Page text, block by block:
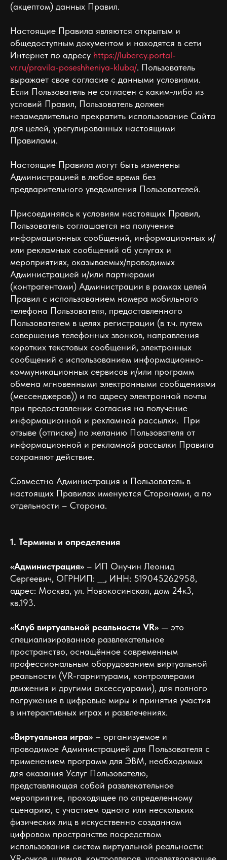
(акцептом) данных Правил.
Настоящие Правила являются открытым и
общедоступным документом и находятся в сети
Интернет по адресу https://lubercy.portal-
vr.ru/pravila-poseshheniya-kluba/. Пользователь
выражает свое согласие с данными условиями.
Если Пользователь не согласен с каким-либо из
условий Правил, Пользователь должен
незамедлительно прекратить использование Сайта
для целей, урегулированных настоящими
Правилами.
Настоящие Правила могут быть изменены
Администрацией в любое время без
предварительного уведомления Пользователей.
Присоединяясь к условиям настоящих Правил,
Пользователь соглашается на получение
информационных сообщений, информационных и/
или рекламных сообщений об услугах и
мероприятиях, оказываемых/проводимых
Администрацией и/или партнерами
(контрагентами) Администрации в рамках целей
Правил c использованием номера мобильного
телефона Пользователя, предоставленного
Пользователем в целях регистрации (в т.ч. путем
совершения телефонных звонков, направления
коротких текстовых сообщений, электронных
сообщений с использованием информационно-
коммуникационных сервисов и/или программ
обмена мгновенными электронными сообщениями
(мессенджеров)) и по адресу электронной почты
при предоставлении согласия на получение
информационной и рекламной рассылки. При
отзыве (отписке) по желанию Пользователя от
информационной и рекламной рассылки Правила
сохраняют действие.
Совместно Администрация и Пользователь в
настоящих Правилах именуются Сторонами, а по
отдельности – Сторона.
1. Термины и определения
«Администрация» – ИП Онучин Леонид
Сергеевич, ОГРНИП: ___, ИНН: 519045262958,
адрес: Москва, ул. Новокосинская, дом 24к3,
кв.193.
«Клуб виртуальной реальности VR» — это
специализированное развлекательное
пространство, оснащённое современным
профессиональным оборудованием виртуальной
реальности (VR-гарнитурами, контроллерами
движения и другими аксессуарами), для полного
погружения в цифровые миры и принятия участия
в интерактивных играх и развлечениях.
«Виртуальная игра» – организуемое и
проводимое Администрацией для Пользователя с
применением программ для ЭВМ, необходимых
для оказания Услуг Пользователю,
представляющая собой развлекательное
мероприятие, проходящее по определенному
сценарию, с участием одного или нескольких
физических лиц в искусственно созданном
цифровом пространстве посредством
использования систем виртуальной реальности: